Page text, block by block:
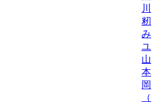
川
籾
み/
ユ
山
本
岡